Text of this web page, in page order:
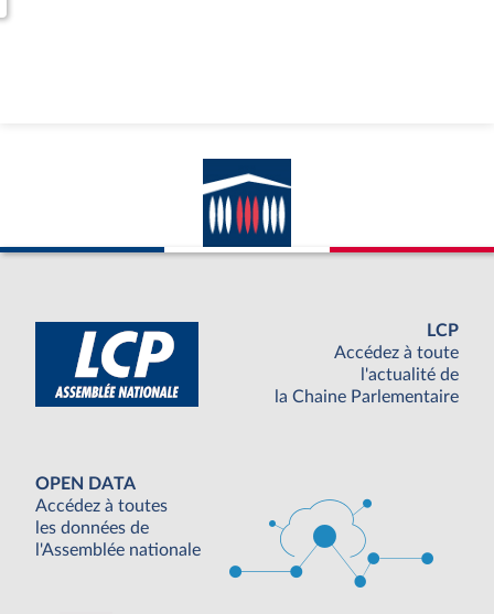
LCP
Accédez à toute
l'actualité de
la Chaine Parlementaire
OPEN DATA
Accédez à toutes
les données de
l'Assemblée nationale